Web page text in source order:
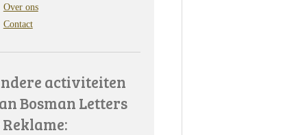
Over ons
Contact
activiteiten
Bosman Letters
Reklame: